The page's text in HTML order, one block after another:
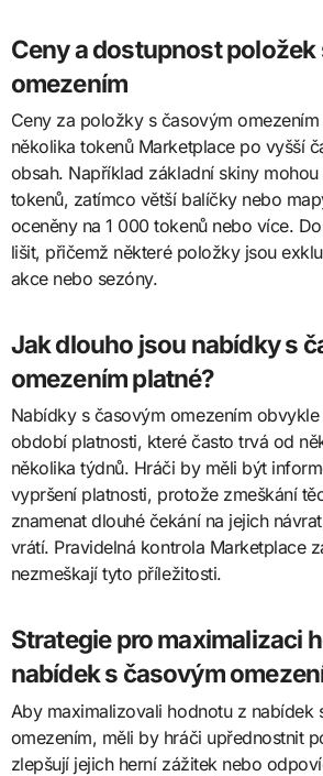
Ceny a dostupnost položek
omezením
Ceny za položky s časovým
několika tokenů Marketplace po vyšší
obsah. Například základní skiny
tokenů, zatímco větší balíčky nebo
oceněny na 1 000 tokenů nebo více.
lišit, přičemž některé položky jsou
akce nebo sezóny.
Jak dlouho jsou nabídky s
omezením platné?
Nabídky s časovým omezením obvykle
období platnosti, které často trvá od
několika týdnů. Hráči by měli být
vypršení platnosti, protože zmeškání
znamenat dlouhé čekání na jejich
vrátí. Pravidelná kontrola Marketplace
nezmeškají tyto příležitosti.
Strategie pro maximalizaci
nabídek s časovým
Aby maximalizovali hodnotu z nabídek
omezením, měli by hráči upřednostnit
zlepšují jejich herní zážitek nebo